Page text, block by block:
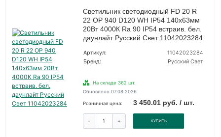
Светильник светодиодный FD 20 R
22 OP 940 D120 WH IP54 140х63мм
20Вт 4000К Ra 90 IP54 встраив. бел.
даунлайт Русский Свет 11042023284
Артикул:
11042023284
Бренд:
Русский Свет
На складе 362 шт.
Обновлено 07.08.2026
Розничная цена: 3 450.01 руб. / шт.
- + КУПИТЬ